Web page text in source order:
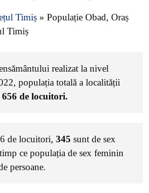
Timiș » Populație Obad, Oraș
Timiș
realizat la nivel
populația totală a localității
656 de locuitori.
de locuitori, 345 sunt de sex
ce populația de sex feminin
persoane.